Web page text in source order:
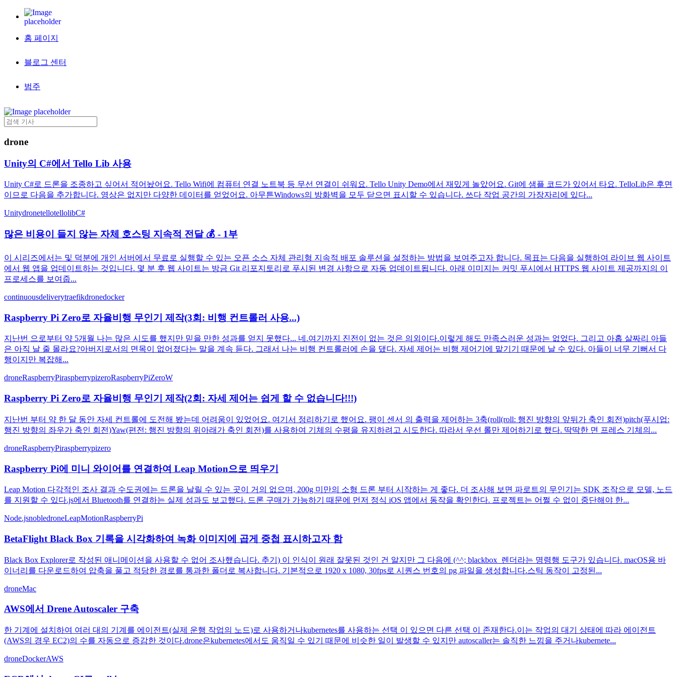
홈 페이지
블로그 센터
범주
drone
Unity의 C#에서 Tello Lib 사용
Unity C#로 드론을 조종하고 싶어서 적어놨어요. Tello Wifi에 컴퓨터 연결 노트북 등 무선 연결이 쉬워요. Tello Unity Demo에서 재밌게 놀았어요. Git에 샘플 코드가 있어서 타요. TelloLib은 후면
이므로 다음을 추가합니다. 영상은 없지만 다양한 데이터를 얻었어요. 아무튼Windows의 방화벽을 모두 닫으면 표시할 수 있습니다. 쓰다 작업 공간의 가장자리에 있다...
UnitydronetellotellolibC#
많은 비용이 들지 않는 자체 호스팅 지속적 전달 💰 - 1부
이 시리즈에서는 및 덕분에 개인 서버에서 무료로 실행할 수 있는 오픈 소스 자체 관리형 지속적 배포 솔루션을 설정하는 방법을 보여주고자 합니다. 목표는 다음을 실행하여 라이브 웹 사이트
에서 웹 앱을 업데이트하는 것입니다. 몇 분 후 웹 사이트는 방금 Git 리포지토리로 푸시된 변경 사항으로 자동 업데이트됩니다. 아래 이미지는 커밋 푸시에서 HTTPS 웹 사이트 제공까지의 이
프로세스를 보여줍...
continuousdeliverytraefikdronedocker
Raspberry Pi Zero로 자율비행 무인기 제작(3회: 비행 컨트롤러 사용...)
지난번 으로부터 약 5개월 나는 많은 시도를 했지만 믿을 만한 성과를 얻지 못했다... 네.여기까지 진전이 없는 것은 의외이다.이렇게 해도 만족스러운 성과는 없었다. 그리고 아홉 살짜리 아들
은 아직 날 줄 몰라요?아버지로서의 면목이 없어졌다는 말을 계속 듣다. 그래서 나는 비행 컨트롤러에 손을 댔다. 자세 제어는 비행 제어기에 맡기기 때문에 날 수 있다. 아들이 너무 기뻐서 다
행이지만 복잡해...
droneRaspberryPiraspberrypizeroRaspberryPiZeroW
Raspberry Pi Zero로 자율비행 무인기 제작(2회: 자세 제어는 쉽게 할 수 없습니다!!!)
지난번 부터 약 한 달 동안 자세 컨트롤에 도전해 봤는데 어려움이 있었어요. 여기서 정리하기로 했어요. 팽이 센서 의 출력을 제어하는 3축(roll(roll: 행진 방향의 앞뒤가 축인 회전)pitch(푸시업:
행진 방향의 좌우가 축인 회전)Yaw(편전: 행진 방향의 위아래가 축인 회전)를 사용하여 기체의 수평을 유지하려고 시도한다. 따라서 우선 롤만 제어하기로 했다. 딱딱한 면 프레스 기체의...
droneRaspberryPiraspberrypizero
Raspberry Pi에 미니 와이어를 연결하여 Leap Motion으로 띄우기
Leap Motion 다각적인 조사 결과 수도권에는 드론을 날릴 수 있는 곳이 거의 없으며, 200g 미만의 소형 드론 부터 시작하는 게 좋다. 더 조사해 보면 파로트의 무인기는 SDK 조작으로 모델, 노드
를 지원할 수 있다.js에서 Bluetooth를 연결하는 실제 성과도 보고했다. 드론 구매가 가능하기 때문에 먼저 정식 iOS 앱에서 동작을 확인한다. 프로젝트는 어쩔 수 없이 중단해야 한...
Node.jsnobledroneLeapMotionRaspberryPi
BetaFlight Black Box 기록을 시각화하여 녹화 이미지에 곱게 중첩 표시하고자 함
Black Box Explorer로 작성된 애니메이션을 사용할 수 없어 조사했습니다. 추기) 이 인식이 원래 잘못된 것인 건 알지만 그 다음에 (^^; blackbox_렌더라는 명령행 도구가 있습니다. macOS용 바
이너리를 다운로드하여 압축을 풀고 적당한 경로를 통과한 폴더로 복사합니다. 기본적으로 1920 x 1080, 30fps로 시퀀스 번호의 pg 파일을 생성합니다.스틱 동작이 고정된...
droneMac
AWS에서 Drene Autoscaler 구축
한 기계에 설치하여 여러 대의 기계를 에이전트(실제 운행 작업의 노드)로 사용하거나kubernetes를 사용하는 선택 이 있으면 다른 선택 이 존재한다.이는 작업의 대기 상태에 따라 에이전트
(AWS의 경우 EC2)의 수를 자동으로 증감한 것이다.drone은kubernetes에서도 움직일 수 있기 때문에 비슷한 일이 발생할 수 있지만 autoscaller는 솔직한 느낌을 주거나kubernete...
droneDockerAWS